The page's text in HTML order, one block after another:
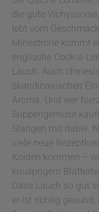
die gute
lebt vom
Minestrone kommt
englische Cock-a-
Lauch. Auch
skandinavischen
Aroma. Und wer
Suppengemüse
Stangen mit dabei.
viele neue
Kosten kommen –
knusprigem
Dass Lauch so gut
er ist richtig